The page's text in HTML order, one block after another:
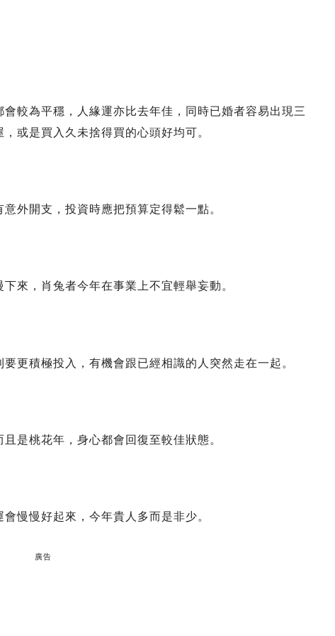
較為平穩，人緣運亦比去年佳，同時已婚者容易出現三
或是買入久未捨得買的心頭好均可。
外開支，投資時應把預算定得鬆一點。
來，肖兔者今年在事業上不宜輕舉妄動。
更積極投入，有機會跟已經相識的人突然走在一起。
是桃花年，身心都會回復至較佳狀態。
慢慢好起來，今年貴人多而是非少。
廣告